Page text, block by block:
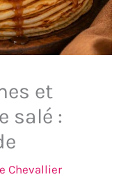
et
salé :
Chevallier